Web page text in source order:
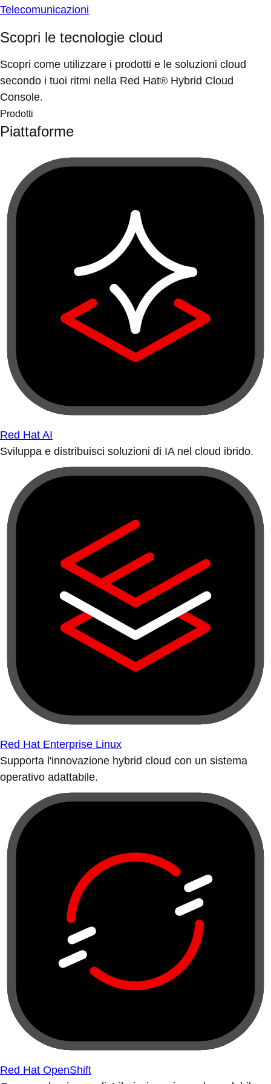
Telecomunicazioni
Scopri le tecnologie cloud
Scopri come utilizzare i prodotti e le soluzioni cloud
secondo i tuoi ritmi nella Red Hat® Hybrid Cloud
Console.
Prodotti
Piattaforme
Red Hat AI
Sviluppa e distribuisci soluzioni di IA nel cloud ibrido.
Red Hat Enterprise Linux
Supporta l'innovazione hybrid cloud con un sistema
operativo adattabile.
Red Hat OpenShift